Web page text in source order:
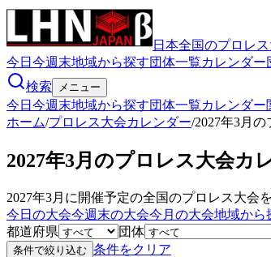
日本全国のプロレ
今日 今週末地域から探す団体一覧カレンダー
検索
メニュー
今日 今週末地域から探す団体一覧カレンダー
ホーム/プロレス大会カレンダー/2027年3月
2027年3月のプロレス大会カ
2027年3月に開催予定の全国のプロレス大会
今日の大会今週末の大会今月の大会地域から
都道府県
団体
条件で絞り込む 条件をクリア